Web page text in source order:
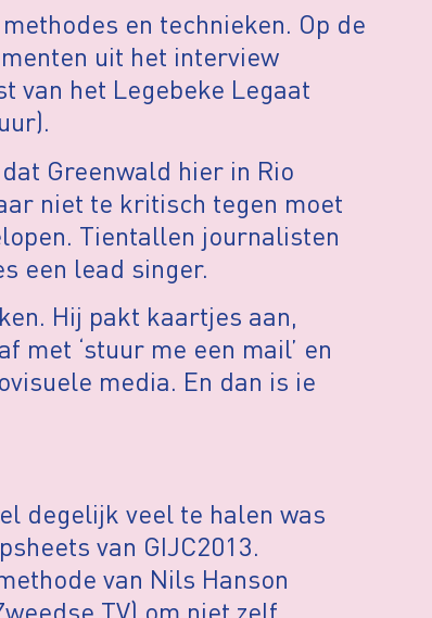
en technieken. Op de
uit het interview
van het Legebeke Legaat
Greenwald hier in Rio
niet te kritisch tegen moet
Tientallen journalisten
een lead singer.
Hij pakt kaartjes aan,
met ‘stuur me een mail’ en
media. En dan is ie
degelijk veel te halen was
van GIJC2013.
van Nils Hanson
TV) om niet zelf